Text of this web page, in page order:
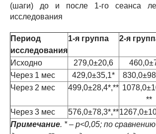
(шаги) до и после 1-го сеанса
исследования
Период
исследования
1-я группа 2-я
Исходно 279,0±20,6
Через 1 мес
429,0±35,1*
Через 2 мес
499,0±28,4*,**
**
Через 3 мес 576,0±78,3*,**
Примечание. * – р<0,05; по